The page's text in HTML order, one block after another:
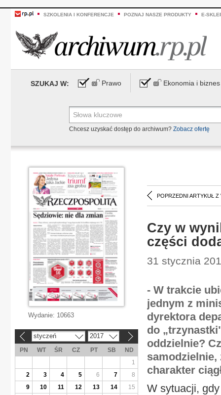
SZKOLENIA I KONFERENCJE POZNAJ NASZE PRODUKTY E-
SZUKAJ W: Prawo Ekonomia i biznes
Chcesz uzyskać dostęp do archiwum? Zobacz ofertę
POPRZEDNI ARTYKUŁ Z
Czy w
części
31 stycznia
- W trakcie
jednym z
dyrektora
do
oddzielnie?
samodzielnie,
charakter
W sytuacji,
Wydanie: 10663
styczeń 2017
PN WT ŚR CZ PT SB
ND
1
2
3 4 5 6 7
8
9
10 11 12 13 14
15